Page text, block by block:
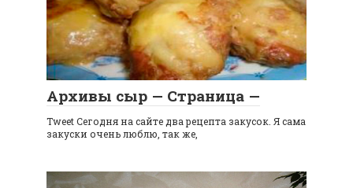
Архивы сыр — Страница —
Tweet Сегодня на сайте два рецепта закусок. Я сама
закуски очень люблю, так же,